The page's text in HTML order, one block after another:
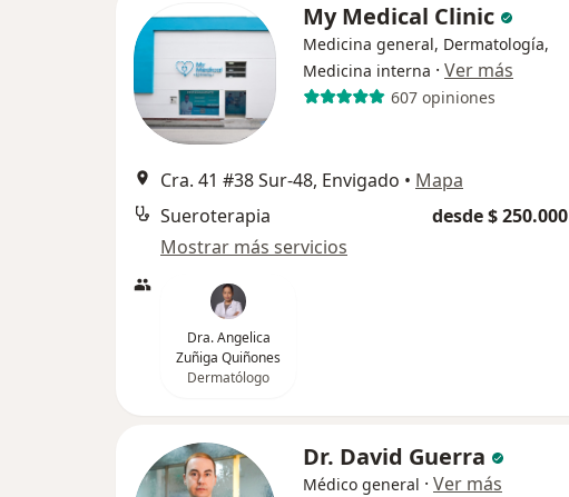
My Medical Clinic
Medicina general, Dermatología,
Medicina interna · Ver más
607 opiniones
Cra. 41 #38 Sur-48, Envigado • Mapa
Sueroterapia
desde $ 250.000
Mostrar más servicios
Dra. Angelica
Zuñiga Quiñones
Dermatólogo
Dr. David Guerra
Médico general · Ver más